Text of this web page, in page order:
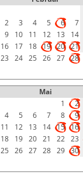
2
3 4 5 6 7
9
10 11 12 13 14
16
17 18 19 20 21
23
24 25 26 27 28
Mai
1
2
4
5 6 7 8 9
11
12 13 14 15 16
18
19 20 21 22 23
25 26 27 28 29 30